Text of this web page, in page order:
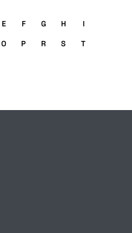
E F G H
I
O P R S
T